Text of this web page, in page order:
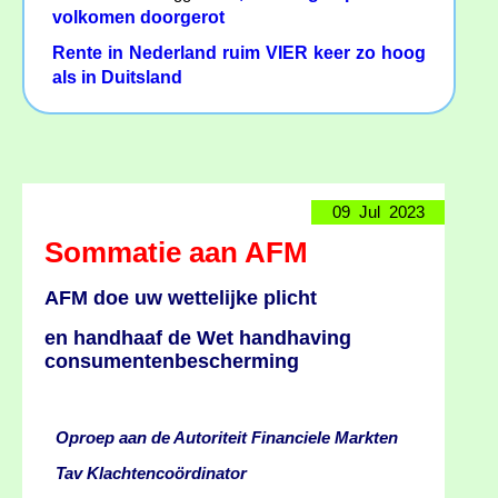
volkomen doorgerot
Rente in Nederland ruim VIER keer zo hoog
als in Duitsland
09 Jul 2023
Sommatie aan AFM
AFM doe uw wettelijke plicht
en handhaaf de Wet handhaving
consumentenbescherming
Oproep aan de Autoriteit Financiele Markten
Tav Klachtencoördinator